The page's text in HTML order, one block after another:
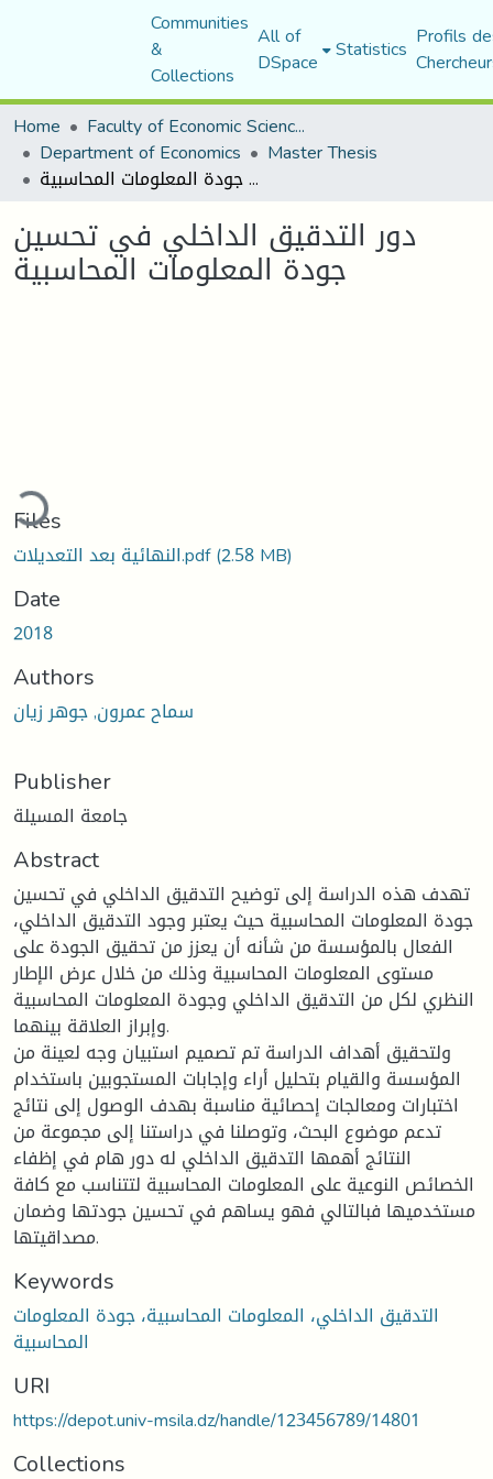
Communities
&
Collections
All of
DSpace Statistics Profils
Home
Faculty of Economic Sciences, Commerce and Management Sciences
Department of Economics Master Thesis
دور التدقيق الداخلي في تحسين جودة المعلومات المحاسبية
دور التدقيق الداخلي في تحسين
جودة المعلومات المحاسبية
Files
النهائية بعد التعديلات.pdf(2.58 MB)
Date
2018
Authors
سماح عمرون, جوهر زيان
Publisher
جامعة المسيلة
Abstract
تهدف هذه الدراسة إلى توضيح التدقيق الداخلي في تحسين
جودة المعلومات المحاسبية حيث يعتبر وجود التدقيق الداخلي،
الفعال بالمؤسسة من شأنه أن يعزز من تحقيق الجودة على
مستوى المعلومات المحاسبية وذلك من خلال عرض الإطار
النظري لكل من التدقيق الداخلي وجودة المعلومات المحاسبية
وإبراز العلاقة بينهما.
ولتحقيق أهداف الدراسة تم تصميم استبيان وجه لعينة من
المؤسسة والقيام بتحليل أراء وإجابات المستجوبين باستخدام
اختبارات ومعالجات إحصائية مناسبة بهدف الوصول إلى نتائج
تدعم موضوع البحث، وتوصلنا في دراستنا إلى مجموعة من
النتائج أهمها التدقيق الداخلي له دور هام في إظفاء
الخصائص النوعية على المعلومات المحاسبية لتتناسب مع كافة
مستخدميها فبالتالي فهو يساهم في تحسين جودتها وضمان
مصداقيتها.
Keywords
التدقيق الداخلي، المعلومات المحاسبية، جودة المعلومات
المحاسبية
URI
https://depot.univ-msila.dz/handle/123456789/14801
Collections